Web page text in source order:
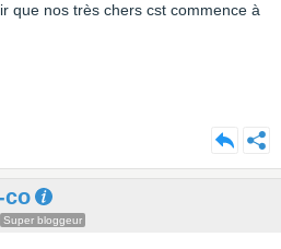
que nos très chers cst commence à
co
Super bloggeur